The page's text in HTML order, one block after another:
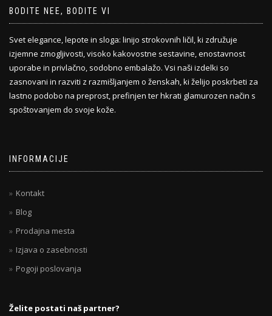
BODITE NEE, BODITE VI
Svet elegance, lepote in sloga: linijo strokovnih ličil, ki združuje
izjemne zmogljivosti, visoko kakovostne sestavine, enostavnost
uporabe in privlačno, sodobno embalažo. Vsi naši izdelki so
zasnovani in razviti z razmišljanjem o ženskah, ki želijo poskrbeti za
lastno podobo na preprost, prefinjen ter hkrati glamurozen način s
spoštovanjem do svoje kože.
INFORMACIJE
Kontakt
Blog
Prodajna mesta
Izjava o zasebnosti
Pogoji poslovanja
Želite postati naš partner?